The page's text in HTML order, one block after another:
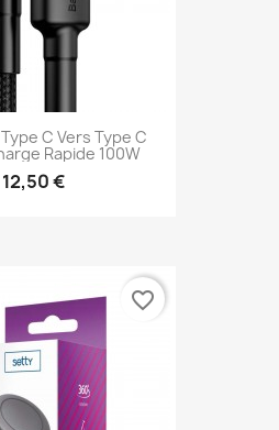
C Vers Type C
Rapide 100W
12,50 €
favorite_border